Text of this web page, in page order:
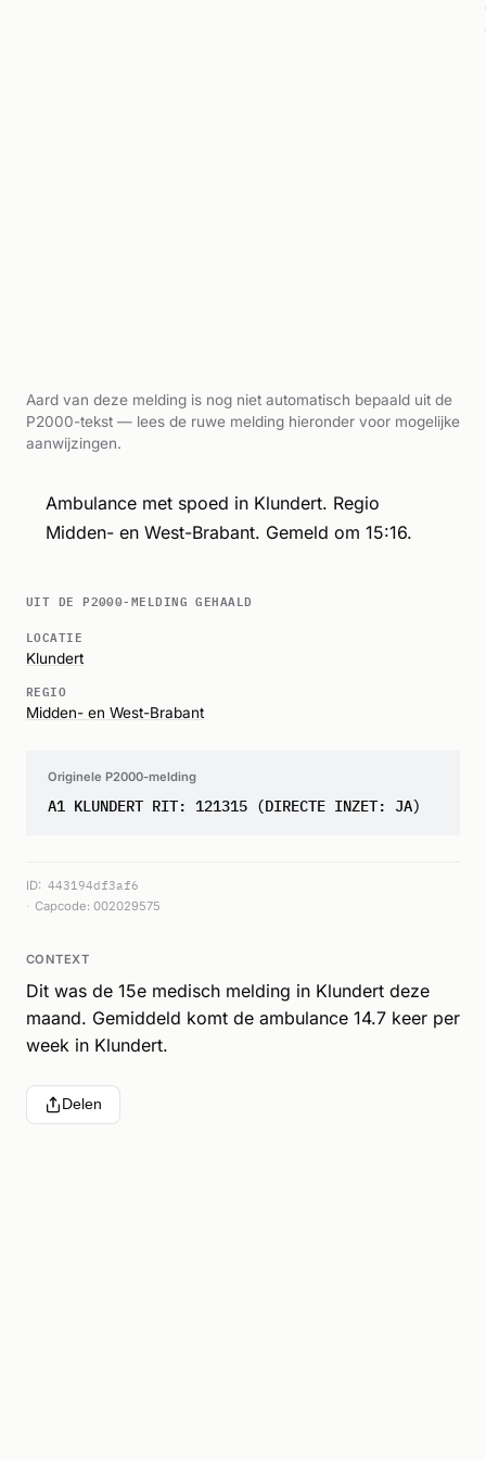
Aard van deze melding is nog niet automatisch bepaald uit de
P2000-tekst — lees de ruwe melding hieronder voor mogelijke
aanwijzingen.
Ambulance met spoed in Klundert. Regio
Midden- en West-Brabant. Gemeld om 15:16.
UIT DE P2000-MELDING GEHAALD
LOCATIE
Klundert
REGIO
Midden- en West-Brabant
Originele P2000-melding
A1 KLUNDERT RIT: 121315 (DIRECTE INZET: JA)
ID: 443194df3af6
Capcode: 002029575
CONTEXT
Dit was de 15e medisch melding in Klundert deze
maand. Gemiddeld komt de ambulance 14.7 keer per
week in Klundert.
Delen